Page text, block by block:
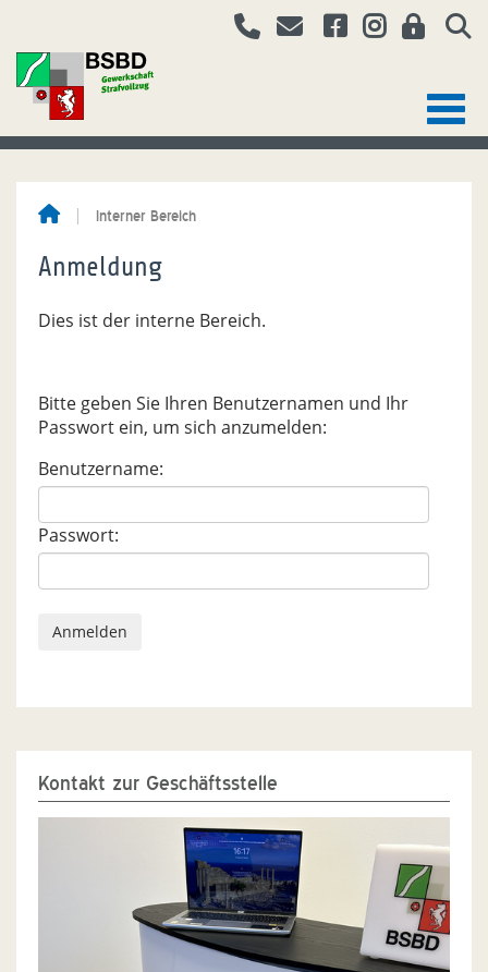
Interner Bereich
Anmeldung
Dies ist der interne Bereich.
Bitte geben Sie Ihren Benutzernamen und Ihr
Passwort ein, um sich anzumelden:
Benutzername:
Passwort:
Kontakt zur Geschäftsstelle